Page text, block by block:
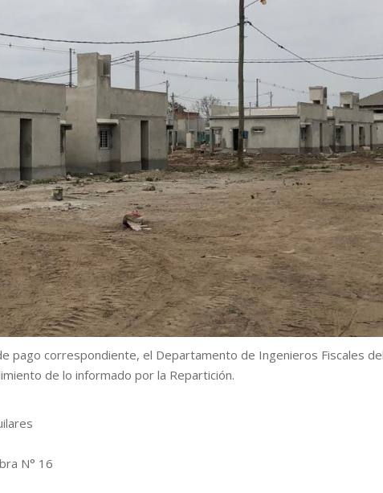
pago correspondiente, el Departamento de Ingenieros Fiscales
de lo informado por la Repartición.
N° 16